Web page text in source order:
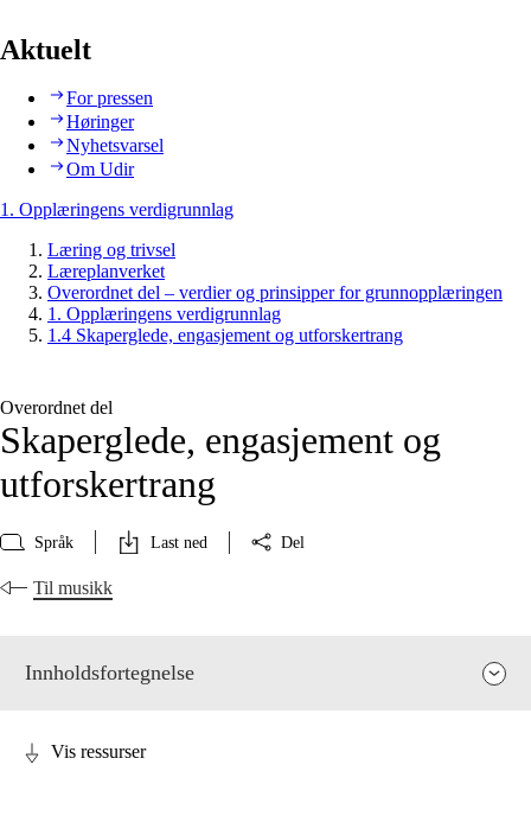
Aktuelt
For pressen
Høringer
Nyhetsvarsel
Om Udir
1. Opplæringens verdigrunnlag
Læring og trivsel
Læreplanverket
Overordnet del – verdier og prinsipper for grunnopplæringen
1. Opplæringens verdigrunnlag
1.4 Skaperglede, engasjement og utforskertrang
Overordnet del
Skaperglede, engasjement og
utforskertrang
Språk Last ned Del
Til musikk
Innholdsfortegnelse
Vis ressurser